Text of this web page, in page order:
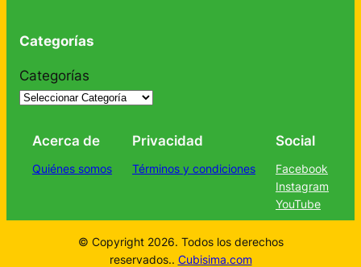
Categorías
Categorías
Acerca de
Quiénes somos
Privacidad
Términos y condiciones
Social
Facebook
Instagram
YouTube
© Copyright 2026. Todos los derechos
reservados.. Cubisima.com